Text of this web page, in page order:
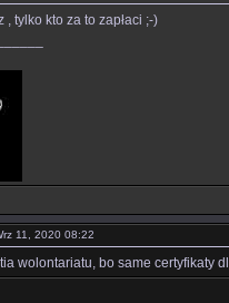
, tylko kto za to zapłaci ;-)
11, 2020 08:22
wolontariatu, bo same certyfikaty